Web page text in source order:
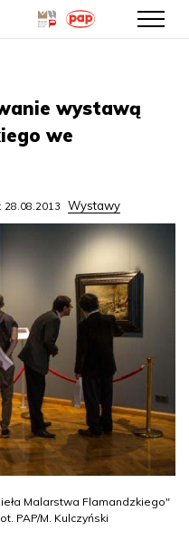
wystawą
we
28.08.2013 Wystawy
Malarstwa Flamandzkiego"
PAP/M. Kulczyński